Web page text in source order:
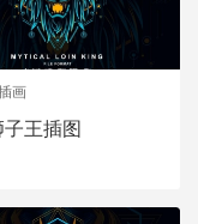
画
王插图